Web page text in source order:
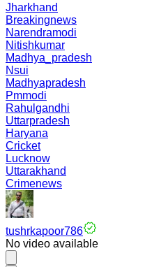
Jharkhand
Breakingnews
Narendramodi
Nitishkumar
Madhya_pradesh
Nsui
Madhyapradesh
Pmmodi
Rahulgandhi
Uttarpradesh
Haryana
Cricket
Lucknow
Uttarakhand
Crimenews
tushrkapoor786
No video available